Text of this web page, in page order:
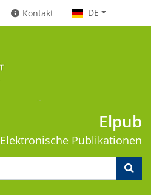
Kontakt DE
Elpub
Elektronische Publikationen